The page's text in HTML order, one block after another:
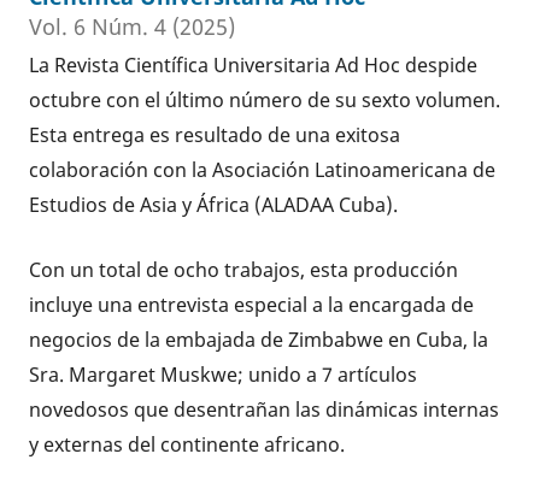
Vol. 6 Núm. 4 (2025)
La Revista Científica Universitaria Ad Hoc despide
octubre con el último número de su sexto volumen.
Esta entrega es resultado de una exitosa
colaboración con la Asociación Latinoamericana de
Estudios de Asia y África (ALADAA Cuba).
Con un total de ocho trabajos, esta producción
incluye una entrevista especial a la encargada de
negocios de la embajada de Zimbabwe en Cuba, la
Sra. Margaret Muskwe; unido a 7 artículos
novedosos que desentrañan las dinámicas internas
y externas del continente africano.